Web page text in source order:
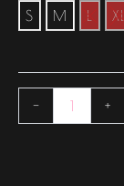
S M L XL
- +